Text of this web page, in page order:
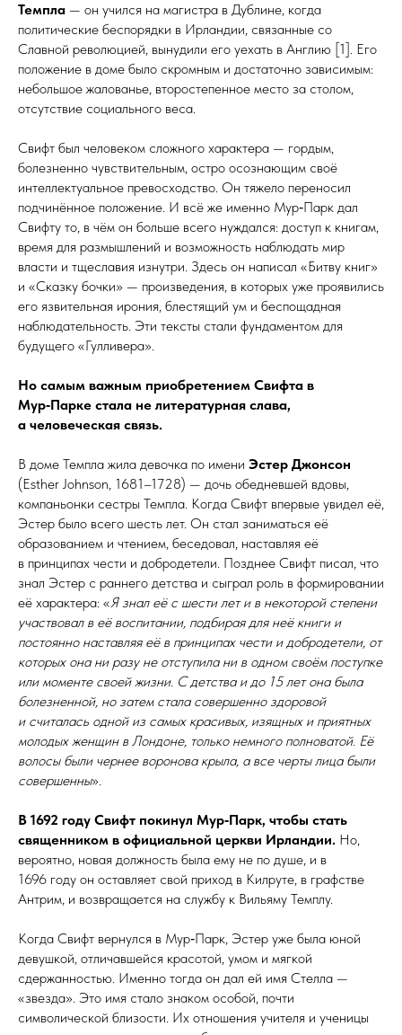
Темпла — он учился на магистра в Дублине, когда
политические беспорядки в Ирландии, связанные со
Славной революцией, вынудили его ­уехать в Англию [1]. Его
положение в доме было скромным и достаточно зависимым:
небольшое жалованье, второстепенное место за столом,
отсутствие социального веса.
Свифт был человеком сложного характера — гордым,
болезненно чувствительным, остро осо­зна­ю­щим своё
интеллектуальное превосходство. Он тяжело переносил
подчинённое положение. И всё же именно Мур‑Парк дал
Свифту то, в чём он больше всего нуждался: доступ к книгам,
время для размышлений и возможность наблюдать мир
власти и тщеславия изнутри. Здесь он написал «Битву книг»
и «Сказку бочки» — произведения, в которых уже проявились
его язвительная ирония, блестящий ум и беспощадная
наблюдательность. Эти тексты стали фундаментом для
будущего «Гулливера».
Но самым важным приобретением Свифта в
Мур‑Парке стала не литературная слава,
а человеческая связь.
В доме Темпла жила девочка по имени Эстер Джонсон
(Esther Johnson, 1681–1728) — дочь обедневшей вдовы,
компаньонки сестры Темпла. Когда Свифт впервые увидел её,
Эстер было всего шесть лет. Он стал заниматься её
образованием и чтением, беседовал, наставляя её
в принципах чести и добродетели. Позднее Свифт писал, что
знал Эстер с раннего детства и сыграл роль в формировании
её характера: «Я знал её с шести лет и в некоторой степени
участвовал в её воспитании, подбирая для неё книги и
постоянно наставляя её в принципах чести и добродетели, от
которых она ни разу не отступила ни в одном своём поступке
или моменте своей жизни. С детства и до 15 лет она была
болезненной, но затем стала совершенно здоровой
и считалась одной из самых красивых, изящных и приятных
молодых женщин в Лондоне, только немного полноватой. Её
волосы были чернее воронова крыла, а все черты лица были
совершенны».
В 1692 году Свифт покинул Мур‑Парк, чтобы стать
священником в официальной церкви Ирландии. Но,
вероятно, новая должность была ему не по душе, и в
1696 году он оставляет свой приход в Килруте, в графстве
Антрим, и возвращается на службу к Вильяму Темплу.
Когда Свифт вернулся в Мур‑Парк, Эстер уже была юной
девушкой, отличавшейся красотой, умом и мягкой
сдержанностью. Именно тогда он дал ей имя Стелла —
«звезда». Это имя стало знаком особой, почти
символической близости. Их отношения учителя и ученицы